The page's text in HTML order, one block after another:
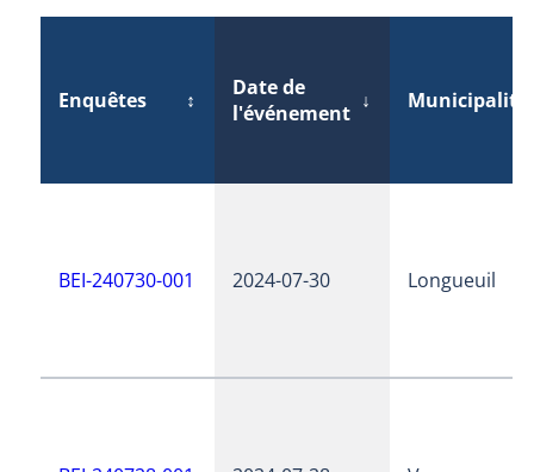
Enquêtes ↕
Date de
l'événement ↓ Municipalité
BEI-240730-001 2024-07-30 Longueuil